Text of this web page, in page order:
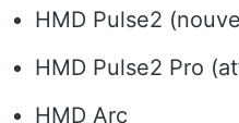
HMD Pulse2
HMD Pulse2 Pro
HMD Arc